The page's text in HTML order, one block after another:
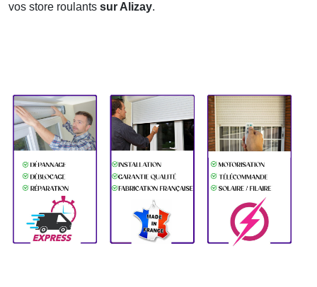
vos store roulants sur Alizay.